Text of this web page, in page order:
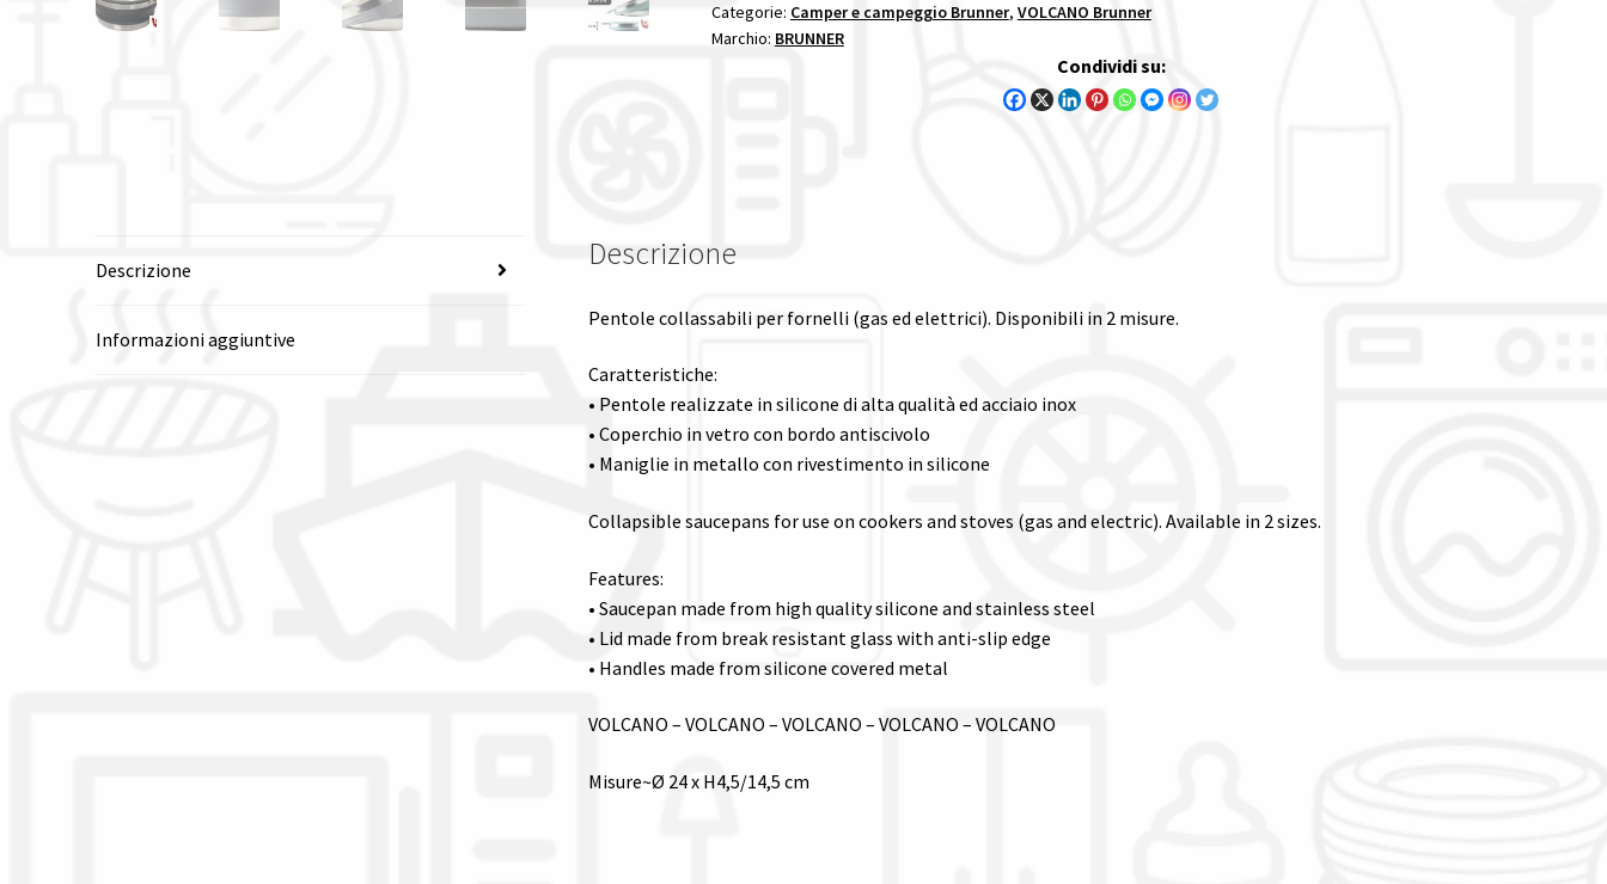
Categorie: Camper e campeggio Brunner, VOLCANO Brunner
Marchio: BRUNNER
Condividi su:
Descrizione
Informazioni aggiuntive
Descrizione
Pentole collassabili per fornelli (gas ed elettrici). Disponibili in 2 misure.
Caratteristiche:
• Pentole realizzate in silicone di alta qualità ed acciaio inox
• Coperchio in vetro con bordo antiscivolo
• Maniglie in metallo con rivestimento in silicone
Collapsible saucepans for use on cookers and stoves (gas and electric). Available in 2 sizes.
Features:
• Saucepan made from high quality silicone and stainless steel
• Lid made from break resistant glass with anti-slip edge
• Handles made from silicone covered metal
VOLCANO – VOLCANO – VOLCANO – VOLCANO – VOLCANO
Misure~Ø 24 x H4,5/14,5 cm